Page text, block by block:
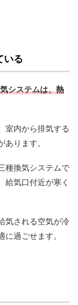
いる
システムは、熱
室内から排気する
ります。
種換気システムで
給気口付近が寒く
気される空気が冷
過ごせます。